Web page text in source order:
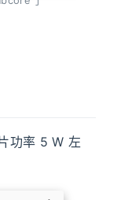
功率 5 W 左